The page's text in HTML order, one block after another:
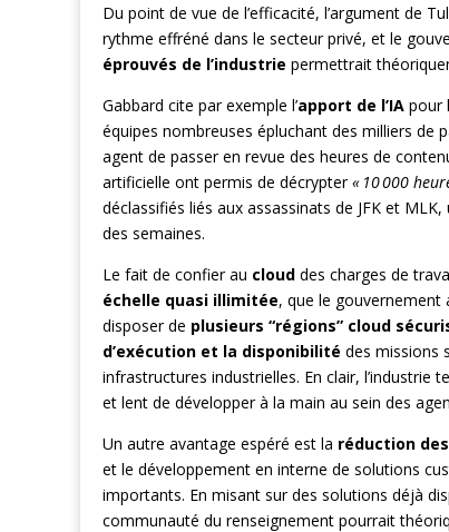
Du point de vue de l’efficacité, l’argument de
rythme effréné dans le secteur privé, et le
éprouvés de l’industrie permettrait
Gabbard cite par exemple l’apport de l’IA pour
équipes nombreuses épluchant des milliers de
agent de passer en revue des heures de
artificielle ont permis de décrypter« 10 000
déclassifiés liés aux assassinats de JFK et
des semaines.
Le fait de confier au cloud des charges de
échelle quasi illimitée, que le gouvernement
disposer de plusieurs “régions” cloud
d’exécution et la disponibilité des missions
infrastructures industrielles. En clair, l’industrie
et lent de développer à la main au sein des
Un autre avantage espéré est la réduction
et le développement en interne de solutions
importants. En misant sur des solutions déjà
communauté du renseignement pourrait